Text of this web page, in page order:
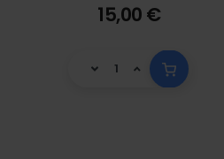
15,00 €